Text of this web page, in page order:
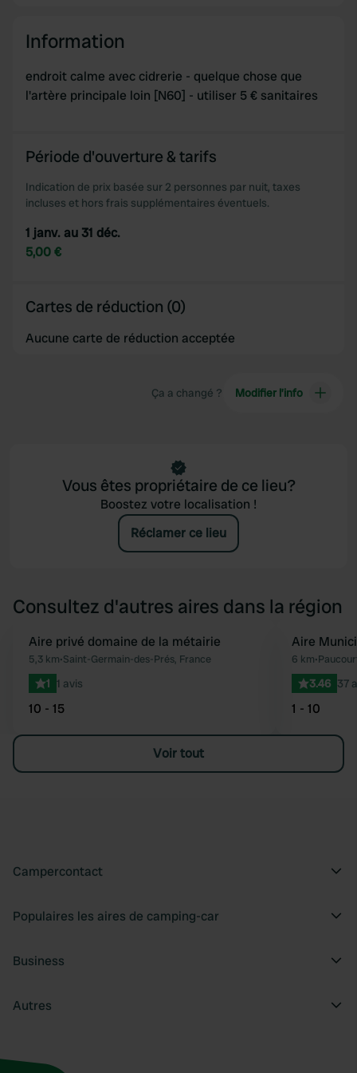
Information
endroit calme avec cidrerie - quelque chose que
l'artère principale loin [N60] - utiliser 5 € sanitaires
Période d'ouverture & tarifs
Indication de prix basée sur 2 personnes par nuit, taxes
incluses et hors frais supplémentaires éventuels.
1 janv. au 31 déc.
5,00 €
Cartes de réduction (0)
Aucune carte de réduction acceptée
Ça a changé ? Modifier l’info
Vous êtes propriétaire de ce lieu?
Boostez votre localisation !
Réclamer ce lieu
Consultez d'autres aires dans la région
Préféré
Aire privé domaine de la métairie
5,3 km•Saint-Germain-des-Prés, France
1 1 avis
10 - 15
Aire
6 km•
3.46 37
1 - 10
Voir tout
Campercontact
Populaires les aires de camping-car
Business
Autres